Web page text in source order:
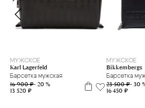
МУЖСКОЕ
Karl Lagerfeld
Барсетка мужская
16 900 ₽- 20 %
13 520 ₽
МУЖСКОЕ
Bikkembergs
Барсетка
23 500 ₽- 30
16 450 ₽